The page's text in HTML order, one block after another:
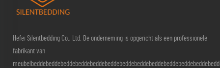
Hefei Silentbedding Co., Ltd. De onderneming is opgericht als een professionele
fabrikant van